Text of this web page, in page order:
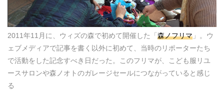
2011年11月に、ウィズの森で初めて開催した「森ノフリマ 」。ウ
ェブメディアで記事を書く以外に初めて、当時のリポーターたち
で活動をした記念すべき日だった。このフリマが、こども服リユ
ースサロンや森ノオトのガレージセールにつながっていると感じ
る